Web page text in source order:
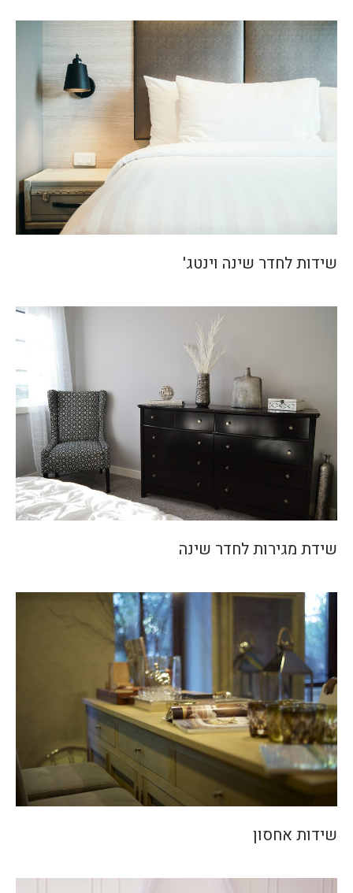
שידות לחדר שינה וינטג'
שידת מגירות לחדר שינה
שידות אחסון